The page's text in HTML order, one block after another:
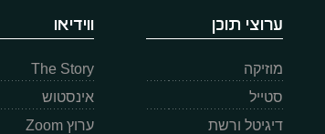
ערוצי תוכן
מוזיקה
סטייל
דיגיטל ורשת
ווידיאו
The Story
אינסטוש
ערוץ Zoom